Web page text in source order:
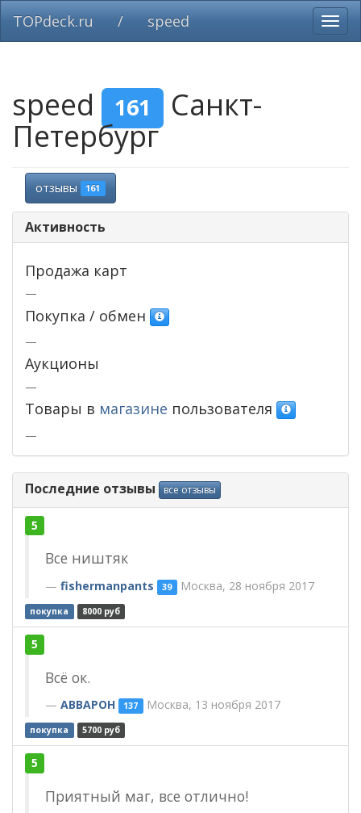
TOPdeck.ru / speed
speed 161 Санкт-
Петербург
отзывы 161
Активность
Продажа карт
—
Покупка / обмен
—
Аукционы
—
Товары в магазине пользователя
—
Последние отзывы все отзывы
5
Все ништяк
fishermanpants 39 Москва, 28 ноября 2017
покупка 8000 руб
5
Всё ок.
ABBAPOH 137 Москва, 13 ноября 2017
покупка 5700 руб
5
Приятный маг, все отлично!